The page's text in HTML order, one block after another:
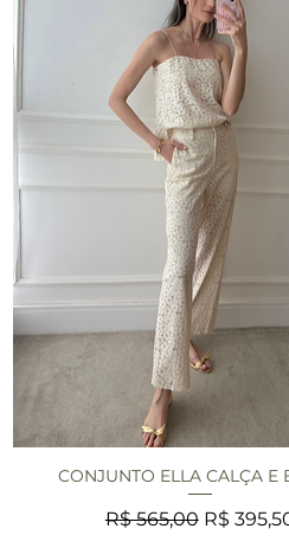
Visualização rápida
CONJUNTO ELLA CALÇA E
Preço normal
R$ 565,00 Preço
R$